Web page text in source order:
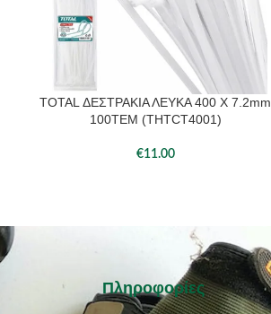
ΠΡΟΣΘΉΚΗ ΣΤΟ ΚΑΛΆΘΙ
TOTAL ΔΕΣΤΡΑΚΙΑ ΛΕΥΚΑ 400 Χ 7.2mm
100ΤΕΜ (THTCT4001)
€11.00
Πληροφορίες